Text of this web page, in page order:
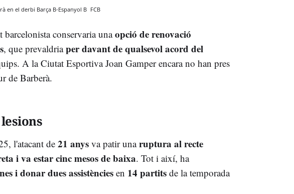
en el derbi Barça B-Espanyol B FCB
conservaria unaopció de renovació
, que prevaldriaper davant de qualsevol acord del
A la Ciutat Esportiva Joan Gamper encara no han pres
de Barberà.
l'atacant de 21 anys va patir unaruptura al recte
i va estar cinc mesos de baixa. Tot i així, ha
i donar dues assistències en 14 partits de la temporada